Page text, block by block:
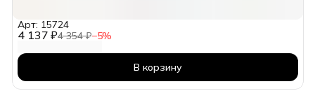
4 137 ₽4 354 ₽−5%
Арт: 15724
В корзину